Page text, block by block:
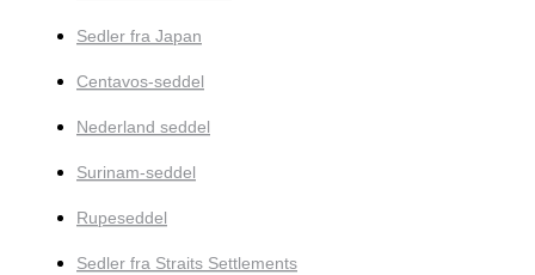
Sedler fra Japan
Centavos-seddel
Nederland seddel
Surinam-seddel
Rupeseddel
Sedler fra Straits Settlements